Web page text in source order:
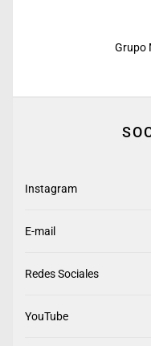
Grupo
Instagram
E-mail
Redes Sociales
YouTube